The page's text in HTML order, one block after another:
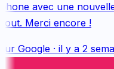
avec une
Merci encore !
Google· il y a 2